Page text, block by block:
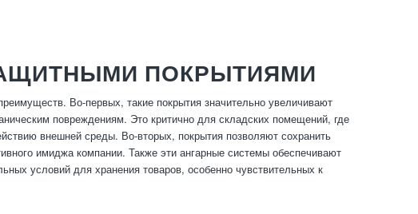
ПОКРЫТИЯМИ
Во-первых, такие покрытия значительно увеличивают
повреждениям. Это критично для складских помещений, где
внешней среды. Во-вторых, покрытия позволяют сохранить
имиджа компании. Также эти ангарные системы обеспечивают
условий для хранения товаров, особенно чувствительных к